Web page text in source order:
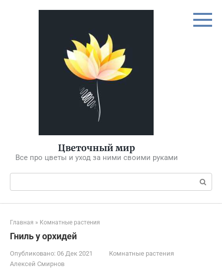
Цветочный мир
Все про цветы и уход за ними своими руками
Поиск:
Главная » Комнатные растения
Гниль у орхидей
Опубликовано: 06 Дек 2021
Комнатные растения
Алексей Смирнов